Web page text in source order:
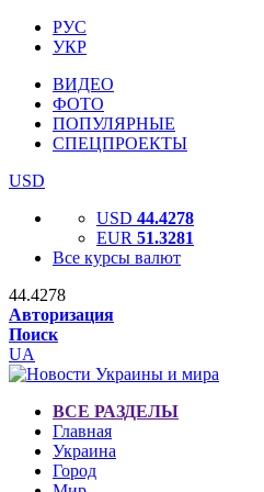
РУС
УКР
ВИДЕО
ФОТО
ПОПУЛЯРНЫЕ
СПЕЦПРОЕКТЫ
USD
USD 44.4278
EUR 51.3281
Все курсы валют
44.4278
Авторизация
Поиск
UA
ВСЕ РАЗДЕЛЫ
Главная
Украина
Город